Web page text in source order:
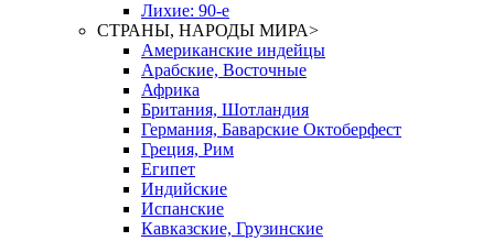
Лихие: 90-е
СТРАНЫ, НАРОДЫ МИРА>
Американские индейцы
Арабские, Восточные
Африка
Британия, Шотландия
Германия, Баварские Октоберфест
Греция, Рим
Египет
Индийские
Испанские
Кавказские, Грузинские